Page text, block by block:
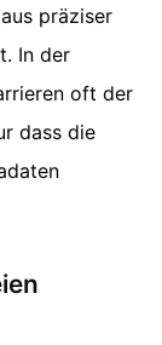
präziser
In der
oft der
dass die